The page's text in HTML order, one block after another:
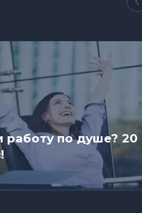
работу по душе? 20